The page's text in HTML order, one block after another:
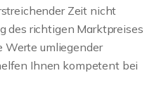
Zeit nicht
des richtigen Marktpreises
Werte umliegender
Ihnen kompetent bei